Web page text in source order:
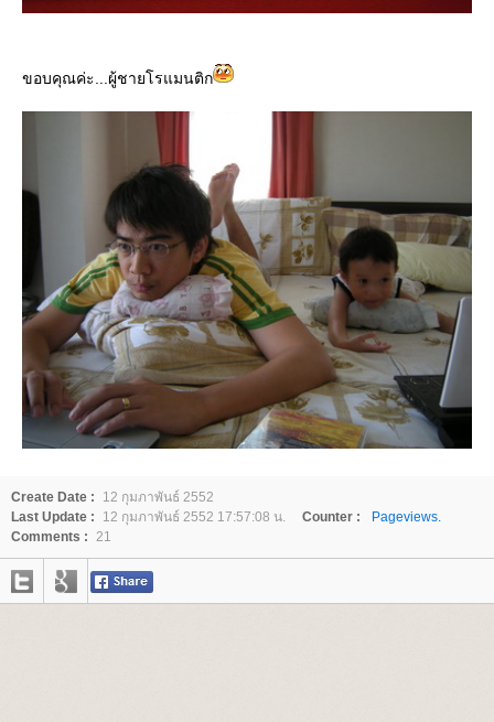
ขอบคุณค่ะ...ผู้ชายโรแมนติก
Create Date :
12 กุมภาพันธ์ 2552
Last Update :
12 กุมภาพันธ์ 2552 17:57:08 น. Counter :
Pageviews.
Comments : 21